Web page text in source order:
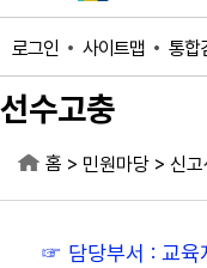
로그인 사이트맵 통합
선수고충
홈 > 민원마당 > 신고
☞ 담당부서 : 교